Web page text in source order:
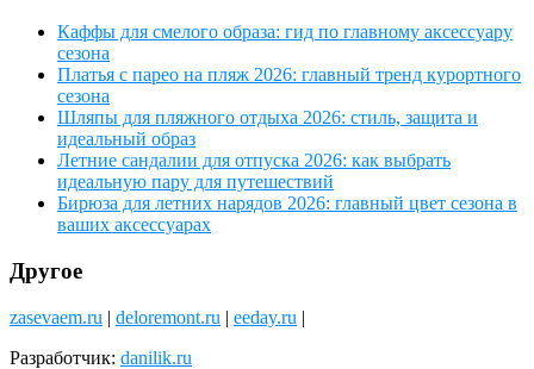
Каффы для смелого образа: гид по главному аксессуару
сезона
Платья с парео на пляж 2026: главный тренд курортного
сезона
Шляпы для пляжного отдыха 2026: стиль, защита и
идеальный образ
Летние сандалии для отпуска 2026: как выбрать
идеальную пару для путешествий
Бирюза для летних нарядов 2026: главный цвет сезона в
ваших аксессуарах
Другое
zasevaem.ru | deloremont.ru | eeday.ru |
Разработчик: danilik.ru